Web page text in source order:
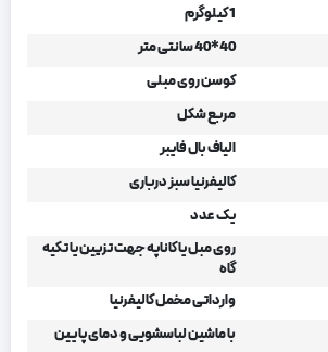
1 کیلوگرم
40*40 سانتی متر
کوسن روی مبلی
مربع شکل
الیاف بال فایبر
کالیفرنیا سبز درباری
یک عدد
روی مبل یا کاناپه جهت تزیین یا تکیه
گاه
وارداتی مخمل کالیفرنیا
با ماشین لباسشویی و دمای پایین